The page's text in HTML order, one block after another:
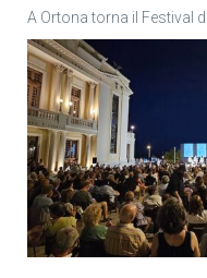
A Ortona torna il Festival